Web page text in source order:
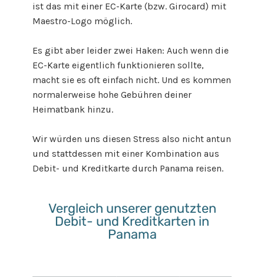
ist das mit einer EC-Karte (bzw. Girocard) mit
Maestro-Logo möglich.
Es gibt aber leider zwei Haken: Auch wenn die
EC-Karte eigentlich funktionieren sollte,
macht sie es oft einfach nicht. Und es kommen
normalerweise hohe Gebühren deiner
Heimatbank hinzu.
Wir würden uns diesen Stress also nicht antun
und stattdessen mit einer Kombination aus
Debit- und Kreditkarte durch Panama reisen.
Vergleich unserer genutzten
Debit- und Kreditkarten in
Panama